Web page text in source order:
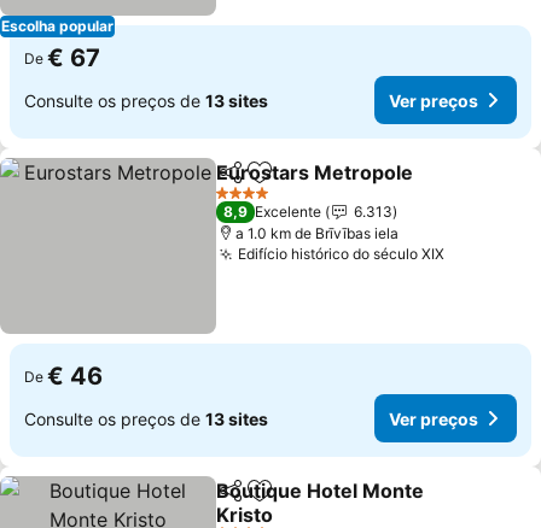
Escolha popular
De € 67
Consulte os preços de 13 sites Ver preços
PartilharAdicionar aos favoritos
Eurostars Metropole
4 Estrelas
8,9 Excelente
6.313
a 1.0 km de Brīvības iela
Edifício histórico do século XIX
De € 46
Consulte os preços de 13 sites Ver preços
PartilharAdicionar aos favoritos
Boutique Hotel Monte
Kristo